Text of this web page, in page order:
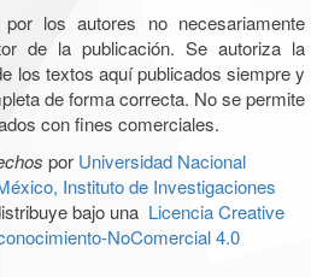
los autores no necesariamente
de la publicación. Se autoriza la
los textos aquí publicados siempre y
de forma correcta. No se permite
con fines comerciales.
por Universidad Nacional
Instituto de Investigaciones
bajo una Licencia Creative
NoComercial 4.0